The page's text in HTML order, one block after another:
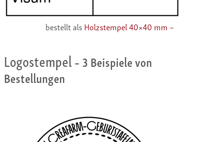
bestellt alsHolzstempel 40×40 mm –
Logostempel– 3 Beispiele von
Bestellungen